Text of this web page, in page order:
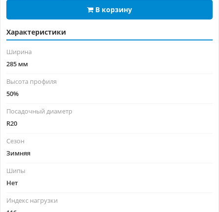
В корзину
Характеристики
Ширина
285 мм
Высота профиля
50%
Посадочный диаметр
R20
Сезон
Зимняя
Шипы
Нет
Индекс нагрузки